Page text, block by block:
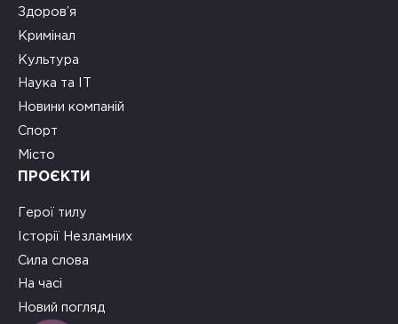
Здоров’я
Кримінал
Культура
Наука та ІТ
Новини компаній
Спорт
Місто
ПРОЄКТИ
Герої тилу
Історії Незламних
Сила слова
На часі
Новий погляд